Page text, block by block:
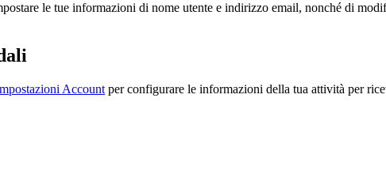
le tue informazioni di nome utente e indirizzo email, nonché di
Account per configurare le informazioni della tua attività per